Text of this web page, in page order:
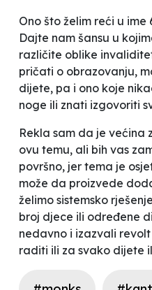
Ono što želim reći u
Dajte nam šansu u
različite oblike
pričati o obrazovanju,
dijete, pa i ono koje
noge ili znati izgovoriti
Rekla sam da je većina
ovu temu, ali bih vas
površno, jer tema je
može da proizvede
želimo sistemsko
broj djece ili određene
nedavno i izazvali
raditi ili za svako dijete